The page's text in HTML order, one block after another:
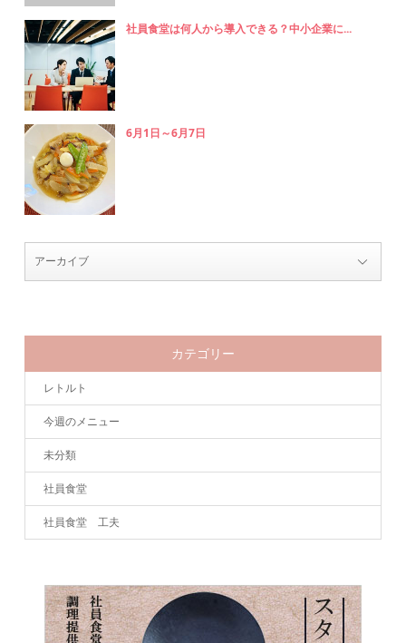
社員食堂は何人から導入できる？中小企業に...
6月1日～6月7日
カテゴリー
レトルト
今週のメニュー
未分類
社員食堂
社員食堂 工夫